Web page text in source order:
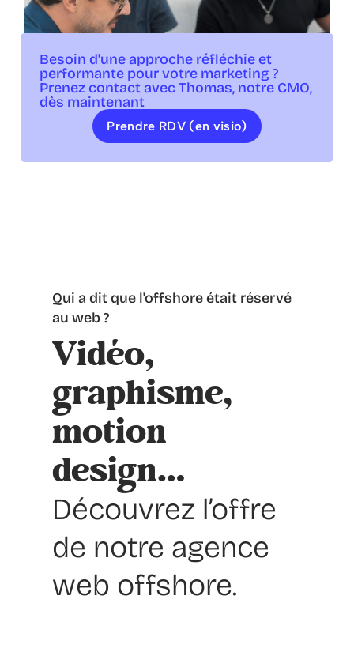
Besoin d'une approche réfléchie et
performante pour votre marketing ?
Prenez contact avec Thomas, notre CMO,
dès maintenant
Prendre RDV (en visio)
Qui a dit que l'offshore était réservé
au web ?
Vidéo,
graphisme,
motion
design…
Découvrez l’offre
de notre agence
web offshore.